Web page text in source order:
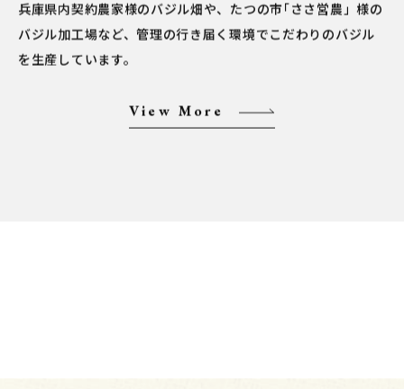
兵庫県内契約農家様のバジル畑や、たつの市｢ささ営農」様の
バジル加工場など、管理の行き届く環境でこだわりのバジル
を生産しています。
View More